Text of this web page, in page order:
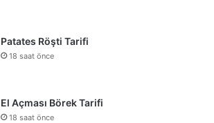
Patates Röşti Tarifi
18 saat önce
El Açması Börek Tarifi
18 saat önce